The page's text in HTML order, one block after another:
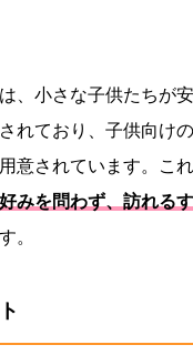
、小さな子供たちが
れており、子供向け
意されています。こ
みを問わず、訪れる
。